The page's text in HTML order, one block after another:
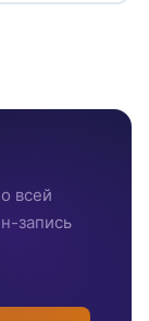
всей
запись